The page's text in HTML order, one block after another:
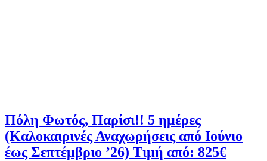
Πόλη Φωτός, Παρίσι!! 5 ημέρες
(Καλοκαιρινές Αναχωρήσεις από Ιούνιο
έως Σεπτέμβριο ’26) Τιμή από: 825€